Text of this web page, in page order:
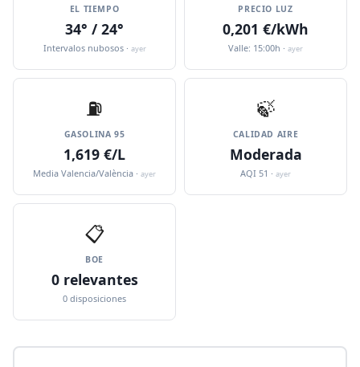
EL TIEMPO
34° / 24°
Intervalos nubosos · ayer
PRECIO LUZ
0,201 €/kWh
Valle: 15:00h · ayer
⛽️
GASOLINA 95
1,619 €/L
Media Valencia/València · ayer
🍃
CALIDAD AIRE
Moderada
AQI 51 · ayer
📋
BOE
0 relevantes
0 disposiciones